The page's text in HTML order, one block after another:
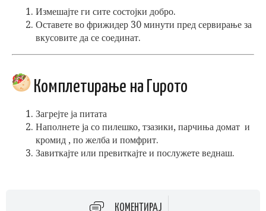
Измешајте ги сите состојки добро.
Оставете во фрижидер 30 минути пред сервирање за
вкусовите да се соединат.
Комплетирање на Гирото
Загрејте ја питата
Наполнете ја со пилешко, тзазики, парчиња домат и
кромид , по желба и помфрит.
Завиткајте или превиткајте и послужете веднаш.
КОМЕНТИРАЈ